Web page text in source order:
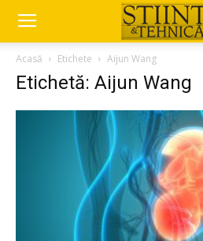
Acasă Etichete Aijun Wang
Etichetă: Aijun Wang